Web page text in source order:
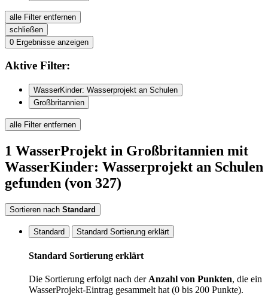
alle Filter entfernen
schließen
0 Ergebnisse anzeigen
Aktive Filter:
WasserKinder: Wasserprojekt an Schulen
Großbritannien
alle Filter entfernen
1 WasserProjekt in Großbritannien mit
WasserKinder: Wasserprojekt an Schulen
gefunden (von 327)
Sortieren nach Standard
Standard Standard Sortierung erklärt
Standard Sortierung erklärt
Die Sortierung erfolgt nach derAnzahl von Punkten, die ein
WasserProjekt-Eintrag gesammelt hat (0 bis 200 Punkte).